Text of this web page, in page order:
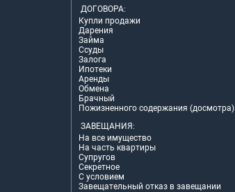
ДОГОВОРА:
Купли продажи
Дарения
Займа
Ссуды
Залога
Ипотеки
Аренды
Обмена
Брачный
Пожизненного содержания (досмотра)
ЗАВЕЩАНИЯ:
На все имущество
На часть квартиры
Супругов
Секретное
С условием
Завещательный отказ в завещании